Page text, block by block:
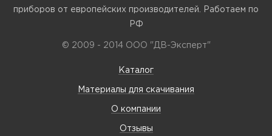
приборов от европейских производителей. Работаем по
РФ
© 2009 - 2014 ООО "ДВ-Эксперт"
Каталог
Материалы для скачивания
О компании
Отзывы